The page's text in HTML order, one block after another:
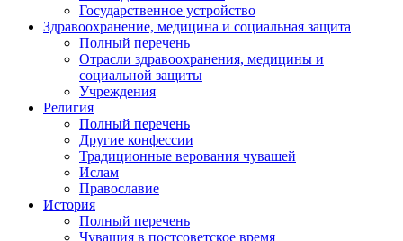
Государственное устройство
Здравоохранение, медицина и социальная защита
Полный перечень
Отрасли здравоохранения, медицины и
социальной защиты
Учреждения
Религия
Полный перечень
Другие конфессии
Традиционные верования чувашей
Ислам
Православие
История
Полный перечень
Чувашия в постсоветское время